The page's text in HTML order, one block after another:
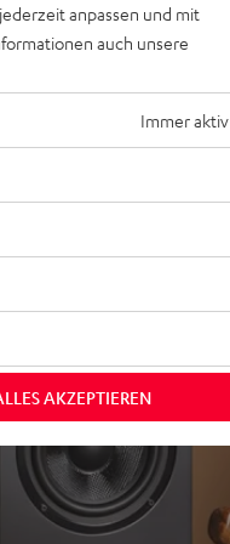
anpassen und mit
auch unsere
Immer aktiv
AKZEPTIEREN